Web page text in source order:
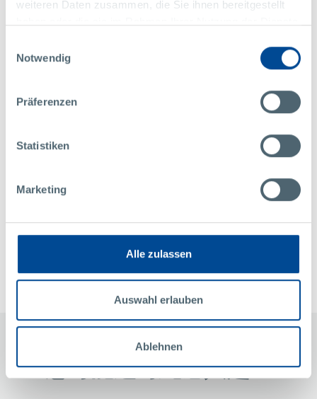
weiteren Daten zusammen, die Sie ihnen bereitgestellt
Notwendig
Präferenzen
Statistiken
Marketing
Alle zulassen
Auswahl erlauben
Ablehnen
联系
您可能还对此感兴趣：